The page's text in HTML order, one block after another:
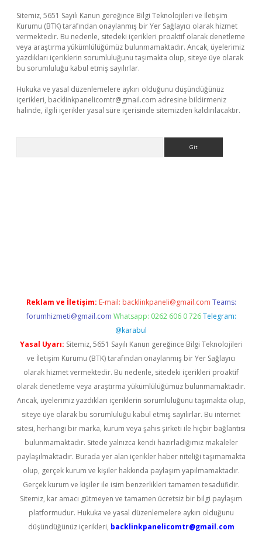
Sitemiz, 5651 Sayılı Kanun gereğince Bilgi Teknolojileri ve İletişim
Kurumu (BTK) tarafından onaylanmış bir Yer Sağlayıcı olarak hizmet
vermektedir. Bu nedenle, sitedeki içerikleri proaktif olarak denetleme
veya araştırma yükümlülüğümüz bulunmamaktadır. Ancak, üyelerimiz
yazdıkları içeriklerin sorumluluğunu taşımakta olup, siteye üye olarak
bu sorumluluğu kabul etmiş sayılırlar.
Hukuka ve yasal düzenlemelere aykırı olduğunu düşündüğünüz
içerikleri, backlinkpanelicomtr@gmail.com adresine bildirmeniz
halinde, ilgili içerikler yasal süre içerisinde sitemizden kaldırılacaktır.
Reklam ve İletişim: E-mail: backlinkpaneli@gmail.com Teams:
forumhizmeti@gmail.com Whatsapp: 0262 606 0 726 Telegram:
@karabul
Yasal Uyarı: Sitemiz, 5651 Sayılı Kanun gereğince Bilgi Teknolojileri
ve İletişim Kurumu (BTK) tarafından onaylanmış bir Yer Sağlayıcı
olarak hizmet vermektedir. Bu nedenle, sitedeki içerikleri proaktif
olarak denetleme veya araştırma yükümlülüğümüz bulunmamaktadır.
Ancak, üyelerimiz yazdıkları içeriklerin sorumluluğunu taşımakta olup,
siteye üye olarak bu sorumluluğu kabul etmiş sayılırlar. Bu internet
sitesi, herhangi bir marka, kurum veya şahıs şirketi ile hiçbir bağlantısı
bulunmamaktadır. Sitede yalnızca kendi hazırladığımız makaleler
paylaşılmaktadır. Burada yer alan içerikler haber niteliği taşımamakta
olup, gerçek kurum ve kişiler hakkında paylaşım yapılmamaktadır.
Gerçek kurum ve kişiler ile isim benzerlikleri tamamen tesadüfidir.
Sitemiz, kar amacı gütmeyen ve tamamen ücretsiz bir bilgi paylaşım
platformudur. Hukuka ve yasal düzenlemelere aykırı olduğunu
düşündüğünüz içerikleri, backlinkpanelicomtr@gmail.com